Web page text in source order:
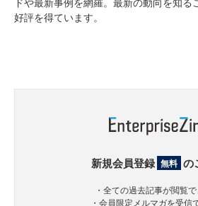
好評を得ています。
新規会員登録 無料 の
・全ての過去記事が閲覧
・会員限定メルマガを受信